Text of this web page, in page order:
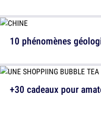
+30 cadeaux pour
10 phénomènes